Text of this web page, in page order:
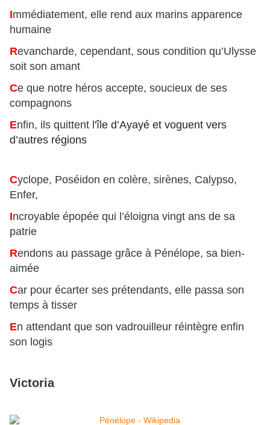
Immédiatement, elle rend aux marins apparence
humaine
Revancharde, cependant, sous condition qu’Ulysse
soit son amant
Ce que notre héros accepte, soucieux de ses
compagnons
Enfin, ils quittent l 'île d’Ayayé et voguent vers
d’autres régions
Cyclope, Poséidon en colère, sirènes, Calypso,
Enfer,
Incroyable épopée qui l’éloigna vingt ans de sa
patrie
Rendons au passage grâce à Pénélope, sa bien-
aimée
Car pour écarter ses prétendants, elle passa son
temps à tisser
En attendant que son vadrouilleur réintègre enfin
son logis
Victoria